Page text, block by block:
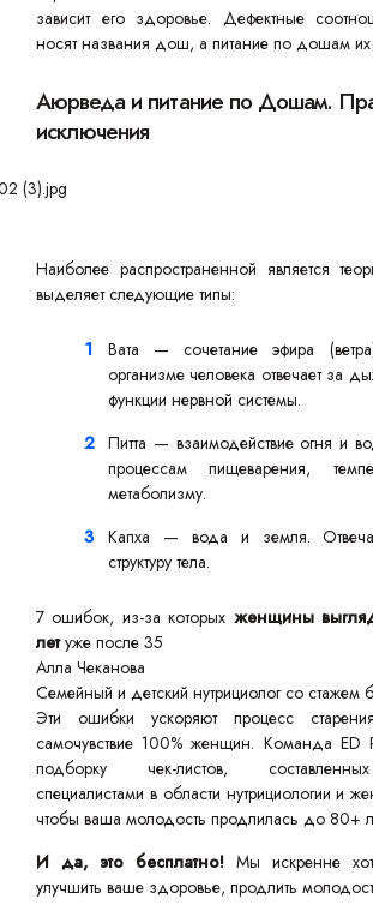
зависит его здоровье. Дефектные
носят названия дош, а питание по дошам их
Аюрведа и питание по Дошам.
исключения
Наиболее распространенной является
выделяет следующие типы:
Вата — сочетание эфира
организме человека отвечает за
функции нервной системы.
Питта — взаимодействие огня и
процессам пищеварения,
метаболизму.
Капха — вода и земля.
структуру тела.
7 ошибок, из-за которых женщины
летуже после 35
Алла Чеканова
Семейный и детский нутрициолог со стажем
Эти ошибки ускоряют процесс
самочувствие 100% женщин. Команда ED
подборку чек-листов,
специалистами в области нутрициологии и
чтобы ваша молодость продлилась до 80+
И да, это бесплатно! Мы искренне
улучшить ваше здоровье, продлить